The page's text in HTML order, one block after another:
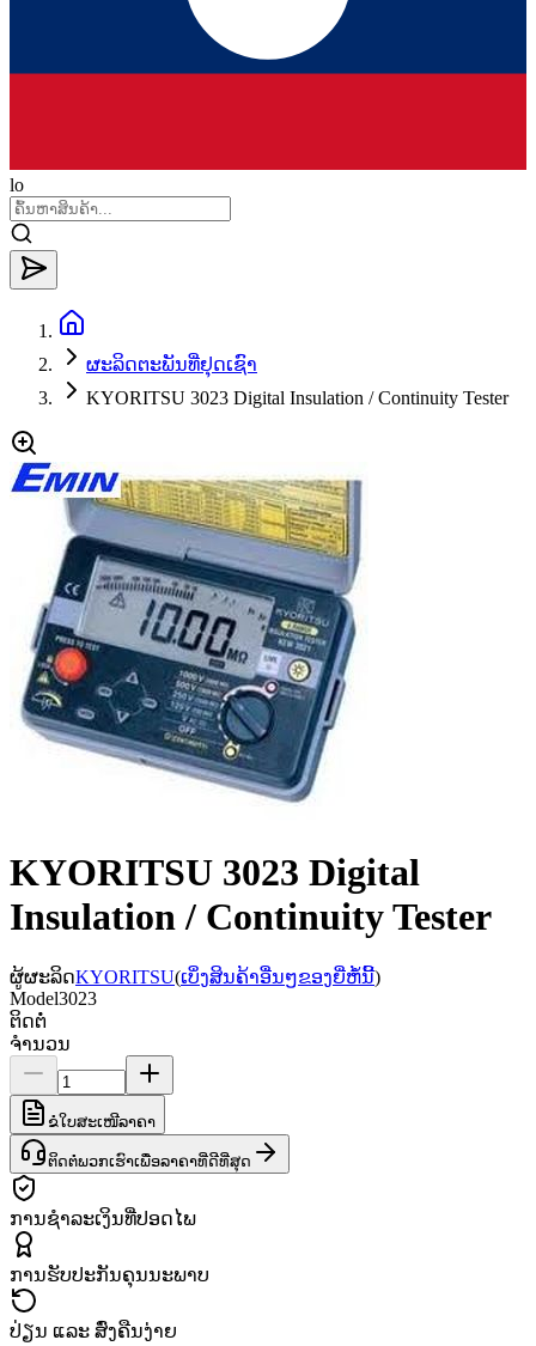
lo
ຜະລິດຕະພັນທີ່ຢຸດເຊົາ
KYORITSU 3023 Digital Insulation / Continuity Tester
KYORITSU 3023 Digital
Insulation / Continuity Tester
ຜູ້ຜະລິດKYORITSU(ເບິ່ງສິນຄ້າອື່ນໆຂອງຍີ່ຫໍ້ນີ້)
Model3023
ຕິດຕໍ່
ຈຳນວນ
ຂໍໃບສະເໜີລາຄາ
ຕິດຕໍ່ພວກເຮົາເພື່ອລາຄາທີ່ດີທີ່ສຸດ
ການຊຳລະເງິນທີ່ປອດໄພ
ການຮັບປະກັນຄຸນນະພາບ
ປ່ຽນ ແລະ ສົ່ງຄືນງ່າຍ